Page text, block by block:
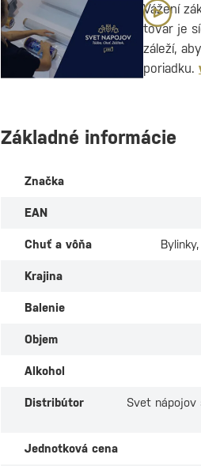
Bogart's 0,35l
Vážení
tovar je
záleží,
poriadku.
Základné informácie
Značka
EAN
Chuť a vôňa
Krajina
Balenie
Objem
Alkohol
Distribútor
Svet nápojov
Jednotková cena